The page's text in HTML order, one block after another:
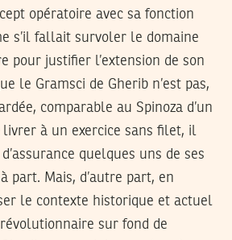
opératoire avec sa fonction
s’il fallait survoler le domaine
pour justifier l’extension de son
le Gramsci de Gherib n’est pas,
comparable au Spinoza d’un
livrer à un exercice sans filet, il
quelques uns de ses
part. Mais, d’autre part, en
le contexte historique et actuel
sur fond de